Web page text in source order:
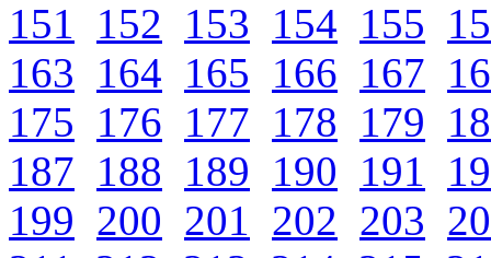
151
152 153 154 155
163 164 165 166 167
175 176 177 178 179
187 188 189 190 191
199 200 201 202 203